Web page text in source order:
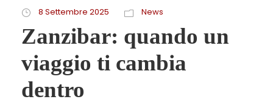
8 Settembre 2025 News
Zanzibar: quando un
viaggio ti cambia
dentro